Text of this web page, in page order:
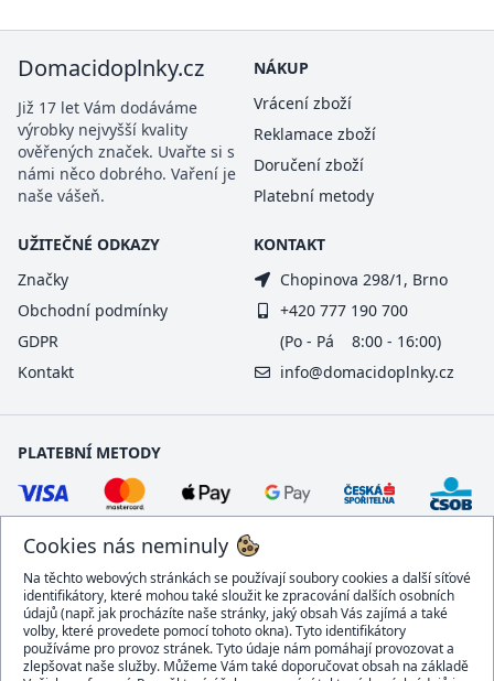
Cookies nás neminuly
Na těchto webových stránkách se používají soubory cookies a další síťové
identifikátory, které mohou také sloužit ke zpracování dalších osobních
údajů (např. jak procházíte naše stránky, jaký obsah Vás zajímá a také
volby, které provedete pomocí tohoto okna). Tyto identifikátory
používáme pro provoz stránek. Tyto údaje nám pomáhají provozovat a
zlepšovat naše služby. Můžeme Vám také doporučovat obsah na základě
Domacidoplnky.cz
Již 17 let Vám dodáváme
výrobky nejvyšší kvality
ověřených značek. Uvařte si s
námi něco dobrého. Vaření je
naše vášeň.
NÁKUP
Vrácení zboží
Reklamace zboží
Doručení zboží
Platební metody
UŽITEČNÉ ODKAZY
Značky
Obchodní podmínky
GDPR
Kontakt
KONTAKT
Chopinova 298/1, Brno
+420 777 190 700
(Po - Pá 8:00 - 16:00)
info@domacidoplnky.cz
PLATEBNÍ METODY
DOPRAVCI